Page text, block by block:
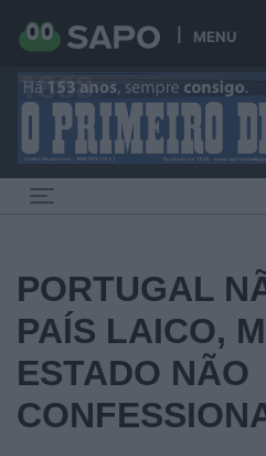
MENU
PORTUGAL
PAÍS LAICO,
ESTADO NÃO